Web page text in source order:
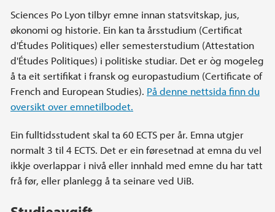
Sciences Po Lyon tilbyr emne innan statsvitskap, jus,
økonomi og historie. Ein kan ta årsstudium (Certificat
d'Études Politiques) eller semesterstudium (Attestation
d'Études Politiques) i politiske studiar. Det er òg mogeleg
å ta eit sertifikat i fransk og europastudium (Certificate of
French and European Studies). På denne nettsida finn du
oversikt over emnetilbodet.
Ein fulltidsstudent skal ta 60 ECTS per år. Emna utgjer
normalt 3 til 4 ECTS. Det er ein føresetnad at emna du vel
ikkje overlappar i nivå eller innhald med emne du har tatt
frå før, eller planlegg å ta seinare ved UiB.